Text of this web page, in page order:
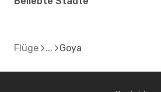
Flüge Goya